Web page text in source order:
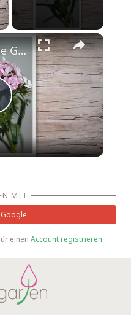
Kennst du deine Geburtsblume?
MIT
Google
einen Account registrieren